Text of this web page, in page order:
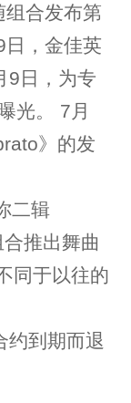
合发布第
，金佳英
9日，为专
光。 7月
》的发
二辑
推出舞曲
同于以往的
到期而退